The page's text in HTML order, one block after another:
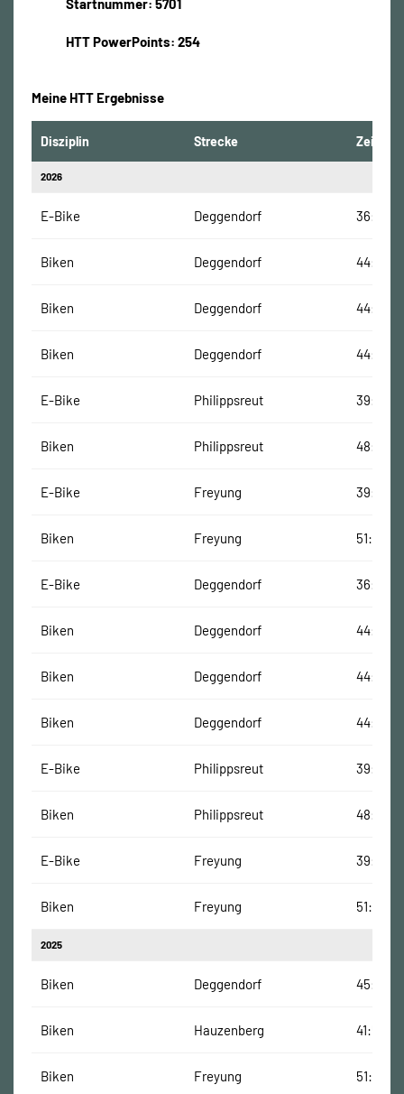
Startnummer: 5701
HTT PowerPoints: 254
Meine HTT Ergebnisse
Disziplin Strecke Zeit
2026
E-Bike Deggendorf 36:13
Biken Deggendorf 44:01
Biken Deggendorf 44:01
Biken Deggendorf 44:01
E-Bike Philippsreut 39:58
Biken Philippsreut 48:50
E-Bike Freyung 39:31
Biken Freyung 51:20
E-Bike Deggendorf 36:13
Biken Deggendorf 44:01
Biken Deggendorf 44:01
Biken Deggendorf 44:01
E-Bike Philippsreut 39:58
Biken Philippsreut 48:50
E-Bike Freyung 39:31
Biken Freyung 51:20
2025
Biken Deggendorf 45:41
Biken Hauzenberg 41:58
Biken Freyung 51:30